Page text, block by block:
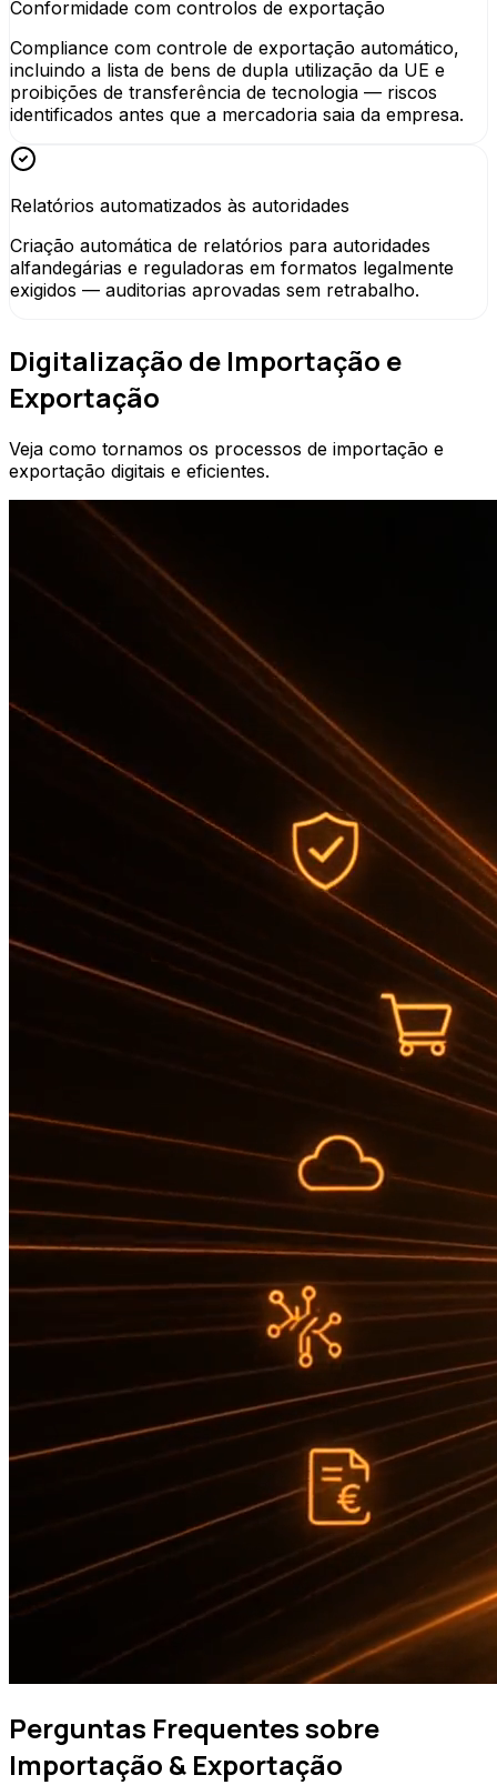
Conformidade com controlos de exportação
Compliance com controle de exportação automático,
incluindo a lista de bens de dupla utilização da UE e
proibições de transferência de tecnologia — riscos
identificados antes que a mercadoria saia da empresa.
Relatórios automatizados às autoridades
Criação automática de relatórios para autoridades
alfandegárias e reguladoras em formatos legalmente
exigidos — auditorias aprovadas sem retrabalho.
Digitalização de Importação e
Exportação
Veja como tornamos os processos de importação e
exportação digitais e eficientes.
Perguntas Frequentes sobre
Importação & Exportação